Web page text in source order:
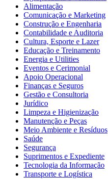
Alimentação
Comunicação e Marketing
Construção e Engenharia
Contabilidade e Auditoria
Cultura, Esporte e Lazer
Educação e Treinamento
Energia e Utilities
Eventos e Cerimonial
Apoio Operacional
Finanças e Seguros
Gestão e Consultoria
Jurídico
Limpeza e Higienização
Manutenção e Peças
Meio Ambiente e Resíduos
Saúde
Segurança
Suprimentos e Expediente
Tecnologia da Informação
Transporte e Logística